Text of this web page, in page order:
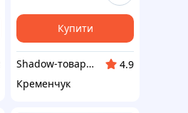
Купити
Shadow-товари для сільського господарства та домашнього вжитку
4.9
Кременчук